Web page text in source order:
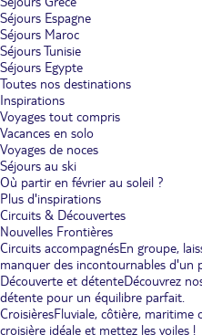
Séjours Espagne
Séjours Maroc
Séjours Tunisie
Séjours Egypte
Toutes nos destinations
Inspirations
Voyages tout compris
Vacances en solo
Voyages de noces
Séjours au ski
Où partir en février au soleil ?
Plus d'inspirations
Circuits & Découvertes
Nouvelles Frontières
Circuits accompagnésEn groupe,
manquer des incontournables d'un
Découverte et détenteDécouvrez
détente pour un équilibre parfait.
CroisièresFluviale, côtière, maritime
croisière idéale et mettez les voiles !